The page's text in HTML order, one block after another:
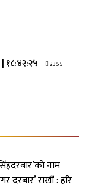
| १८:४२:२५ 2355